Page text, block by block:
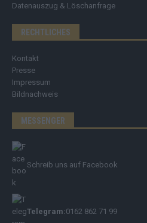
Datenauszug & Löschanfrage
RECHTLICHES
Kontakt
Presse
Impressum
Bildnachweis
MESSENGER
Schreib uns auf Facebook
Telegram:0162 862 71 99